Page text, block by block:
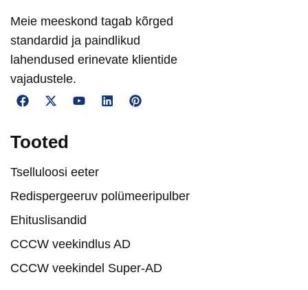
Meie meeskond tagab kõrged
standardid ja paindlikud
lahendused erinevate klientide
vajadustele.
Tooted
Tselluloosi eeter
Redispergeeruv polümeeripulber
Ehituslisandid
CCCW veekindlus AD
CCCW veekindel Super-AD